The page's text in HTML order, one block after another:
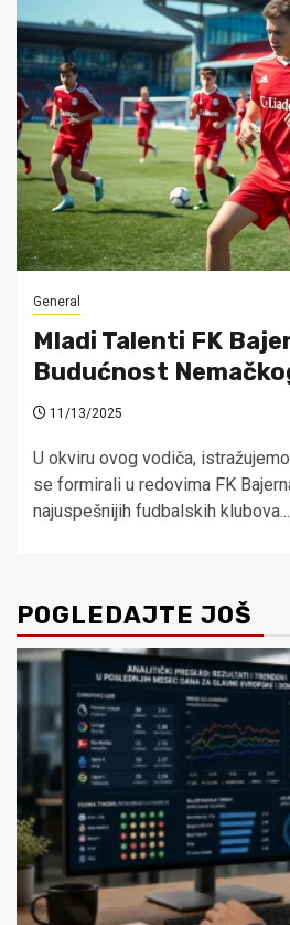
General
Mladi Talenti FK
Budućnost
11/13/2025
U okviru ovog vodiča,
se formirali u redovima FK
najuspešnijih fudbalskih klubova...
POGLEDAJTE JOŠ